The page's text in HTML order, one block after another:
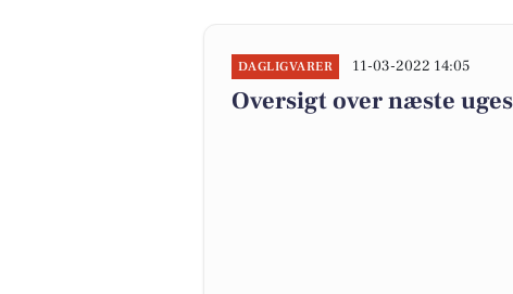
DAGLIGVARER 11-03-2022 14:05
Oversigt over næste